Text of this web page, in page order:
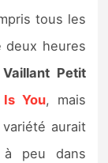
tous les
deux heures
Petit
Is You, mais
aurait
à peu dans